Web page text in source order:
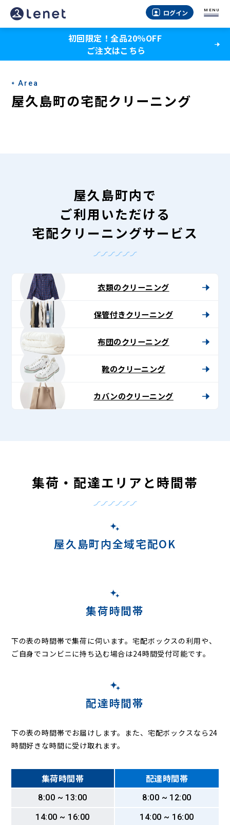
屋
久
町
の
宅
ログイン MENU
初回限定！全品20％OFF
ご注文はこちら
Area
屋久島町の宅配クリーニング
屋久島町内で
ご利用いただける
宅配クリーニングサービス
衣類のクリーニング
保管付きクリーニング
布団のクリーニング
靴のクリーニング
カバンのクリーニング
集荷・配達エリアと時間帯
屋久島町内全域宅配OK
集荷時間帯
下の表の時間帯で集荷に伺います。宅配ボックスの利用や、
ご自身でコンビニに持ち込む場合は24時間受付可能です。
配達時間帯
下の表の時間帯でお届けします。また、宅配ボックスなら24
時間好きな時間に受け取れます。
集荷時間帯 配達時間帯
8:00 ~ 13:00
8:00 ~ 12:00
14:00 ~ 16:00
14:00 ~ 16:00